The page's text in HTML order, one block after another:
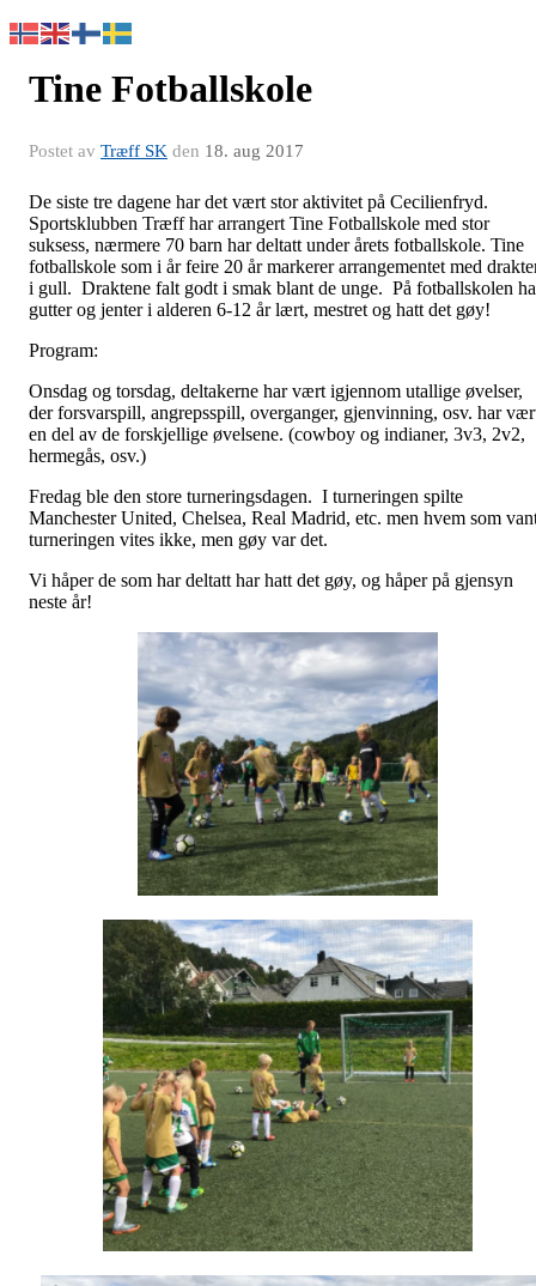
Tine Fotballskole
Postet av Træff SK den 18. aug 2017
De siste tre dagene har det vært stor aktivitet på Cecilienfryd.
Sportsklubben Træff har arrangert Tine Fotballskole med stor
suksess, nærmere 70 barn har deltatt under årets fotballskole. Tine
fotballskole som i år feire 20 år markerer arrangementet med
i gull. Draktene falt godt i smak blant de unge. På fotballskolen
gutter og jenter i alderen 6-12 år lært, mestret og hatt det gøy!
Program:
Onsdag og torsdag, deltakerne har vært igjennom utallige øvelser,
der forsvarspill, angrepsspill, overganger, gjenvinning, osv. har
en del av de forskjellige øvelsene. (cowboy og indianer, 3v3, 2v2,
hermegås, osv.)
Fredag ble den store turneringsdagen. I turneringen spilte
Manchester United, Chelsea, Real Madrid, etc. men hvem som
turneringen vites ikke, men gøy var det.
Vi håper de som har deltatt har hatt det gøy, og håper på gjensyn
neste år!